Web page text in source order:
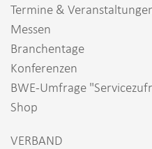
Termine &
Messen
Branchentage
Konferenzen
BWE-Umfrage
Shop
VERBAND